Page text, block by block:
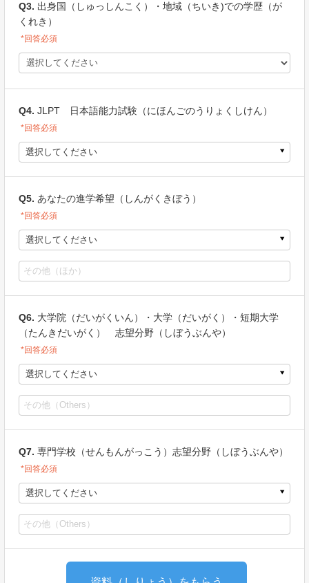
Q3. 出身国（しゅっしんこく）・地域（ちいき)での学歴（が
くれき）
*回答必須
Q4. JLPT 日本語能力試験（にほんごのうりょくしけん）
*回答必須
選択してください
Q5. あなたの進学希望（しんがくきぼう）
*回答必須
選択してください
Q6. 大学院（だいがくいん）・大学（だいがく）・短期大学
（たんきだいがく） 志望分野（しぼうぶんや）
*回答必須
選択してください
Q7. 専門学校（せんもんがっこう）志望分野（しぼうぶんや）
*回答必須
選択してください